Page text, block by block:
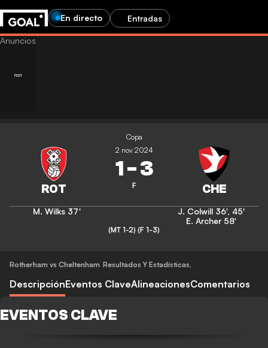
En directo Entradas
Copa
2 nov 2024
1-3
F
M. Wilks 37' J. Colwill 36', 45'
E. Archer 58'
(MT 1-2) (F 1-3)
Rotherham vs Cheltenham Resultados Y Estadísticas,
DescripciónEventos ClaveAlineacionesComentarios
EVENTOS CLAVE